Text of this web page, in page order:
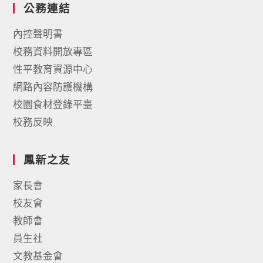
公務連結
內控聲明書
校務資料開放專區
性平教育資源中心
網路內容防護機構
校園食材登錄平臺
校務反映
鳳新之友
家長會
校友會
教師會
員生社
文教基金會